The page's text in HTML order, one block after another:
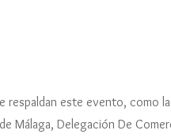
este evento, como la
Málaga, Delegación De